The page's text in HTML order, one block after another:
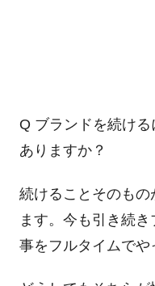
Q ブランドを続け
ありますか？
続けることそのも
ます。今も引き続
事をフルタイムでや